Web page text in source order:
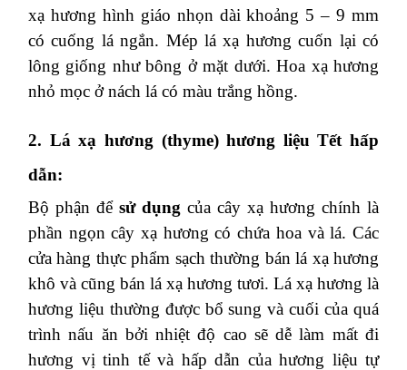
xạ hương hình giáo nhọn dài khoảng 5 – 9 mm
có cuống lá ngắn. Mép lá xạ hương cuốn lại có
lông giống như bông ở mặt dưới. Hoa xạ hương
nhỏ mọc ở nách lá có màu trắng hồng.
2. Lá xạ hương (thyme) hương liệu Tết hấp
dẫn:
Bộ phận để sử dụng của cây xạ hương chính là
phần ngọn cây xạ hương có chứa hoa và lá. Các
cửa hàng thực phẩm sạch thường bán lá xạ hương
khô và cũng bán lá xạ hương tươi. Lá xạ hương là
hương liệu thường được bổ sung và cuối của quá
trình nấu ăn bởi nhiệt độ cao sẽ dễ làm mất đi
hương vị tinh tế và hấp dẫn của hương liệu tự